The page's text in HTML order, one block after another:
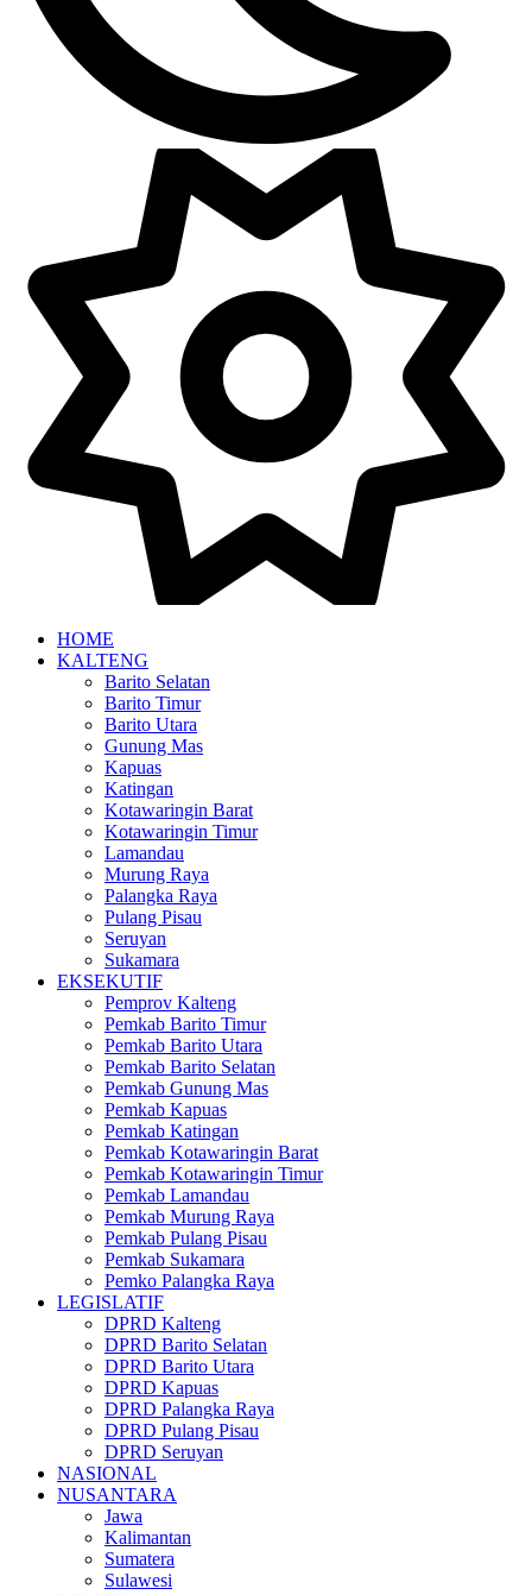
HOME
KALTENG
Barito Selatan
Barito Timur
Barito Utara
Gunung Mas
Kapuas
Katingan
Kotawaringin Barat
Kotawaringin Timur
Lamandau
Murung Raya
Palangka Raya
Pulang Pisau
Seruyan
Sukamara
EKSEKUTIF
Pemprov Kalteng
Pemkab Barito Timur
Pemkab Barito Utara
Pemkab Barito Selatan
Pemkab Gunung Mas
Pemkab Kapuas
Pemkab Katingan
Pemkab Kotawaringin Barat
Pemkab Kotawaringin Timur
Pemkab Lamandau
Pemkab Murung Raya
Pemkab Pulang Pisau
Pemkab Sukamara
Pemko Palangka Raya
LEGISLATIF
DPRD Kalteng
DPRD Barito Selatan
DPRD Barito Utara
DPRD Kapuas
DPRD Palangka Raya
DPRD Pulang Pisau
DPRD Seruyan
NASIONAL
NUSANTARA
Jawa
Kalimantan
Sumatera
Sulawesi